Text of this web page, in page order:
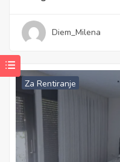
Diem_Milena
Za Rentiranje